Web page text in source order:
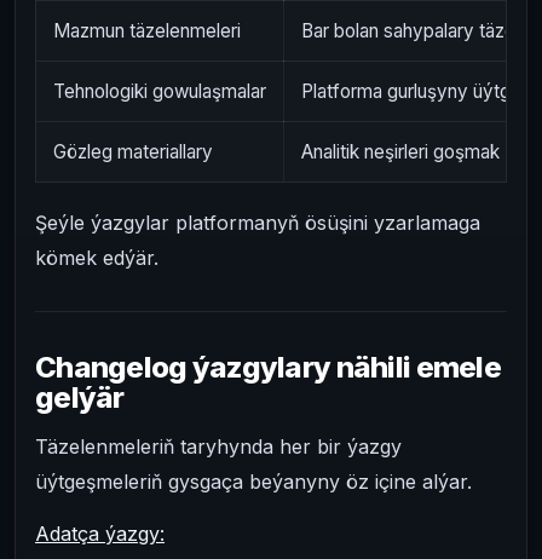
Mazmun täzelenmeleri Bar bolan sahypalary
Tehnologiki gowulaşmalar Platforma gurluşyny
Gözleg materiallary Analitik neşirleri goşmak
Şeýle ýazgylar platformanyň ösüşini yzarlamaga
kömek edýär.
Changelog ýazgylary nähili emele
gelýär
Täzelenmeleriň taryhynda her bir ýazgy
üýtgeşmeleriň gysgaça beýanyny öz içine alýar.
Adatça ýazgy: